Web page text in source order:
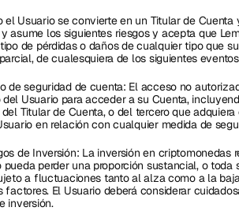
el Usuario se convierte en un Titular de
asume los siguientes riesgos y acepta que
de pérdidas o daños de cualquier tipo que
de cualesquiera de los siguientes
de seguridad de cuenta: El acceso no
Usuario para acceder a su Cuenta,
Titular de Cuenta, o del tercero que
en relación con cualquier medida de
de Inversión: La inversión en
pueda perder una proporción sustancial, o
a fluctuaciones tanto al alza como a la
factores. El Usuario deberá considerar
inversión.